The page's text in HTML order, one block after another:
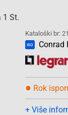
1 St.
Kataloški br:
ISO Conrad
● Rok
+ Više